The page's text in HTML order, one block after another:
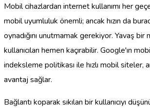
Mobil cihazlardan internet kullanımı her
mobil uyumluluk önemli; ancak hızın da
oynadığını unutmamak gerekiyor. Yavaş bir
kullanıcıları hemen kaçırabilir. Google'ın
indeksleme politikası ile hızlı mobil siteler,
avantaj sağlar.
Bağlantı koparak sıkılan bir kullanıcıyı